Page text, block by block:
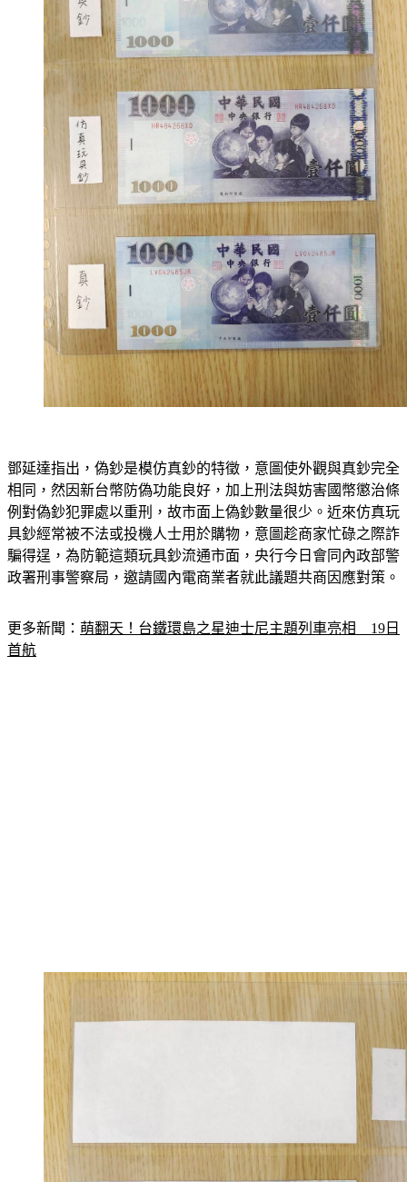
鄧延達指出，偽鈔是模仿真鈔的特徵，意圖使外觀與真鈔完全
相同，然因新台幣防偽功能良好，加上刑法與妨害國幣懲治條
例對偽鈔犯罪處以重刑，故市面上偽鈔數量很少。近來仿真玩
具鈔經常被不法或投機人士用於購物，意圖趁商家忙碌之際詐
騙得逞，為防範這類玩具鈔流通市面，央行今日會同內政部警
政署刑事警察局，邀請國內電商業者就此議題共商因應對策。
更多新聞： 萌翻天！台鐵環島之星迪士尼主題列車亮相　19日
首航